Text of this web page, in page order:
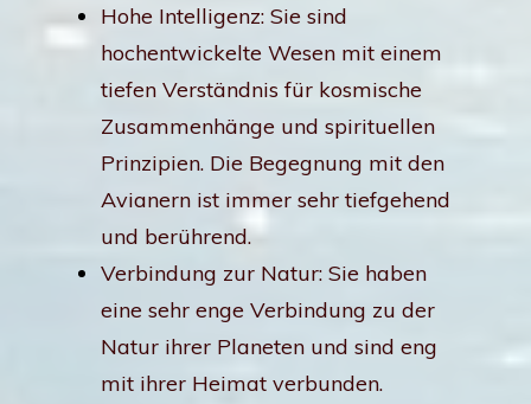
Hohe Intelligenz: Sie sind
hochentwickelte Wesen mit einem
tiefen Verständnis für kosmische
Zusammenhänge und spirituellen
Prinzipien. Die Begegnung mit den
Avianern ist immer sehr tiefgehend
und berührend.
Verbindung zur Natur: Sie haben
eine sehr enge Verbindung zu der
Natur ihrer Planeten und sind eng
mit ihrer Heimat verbunden.